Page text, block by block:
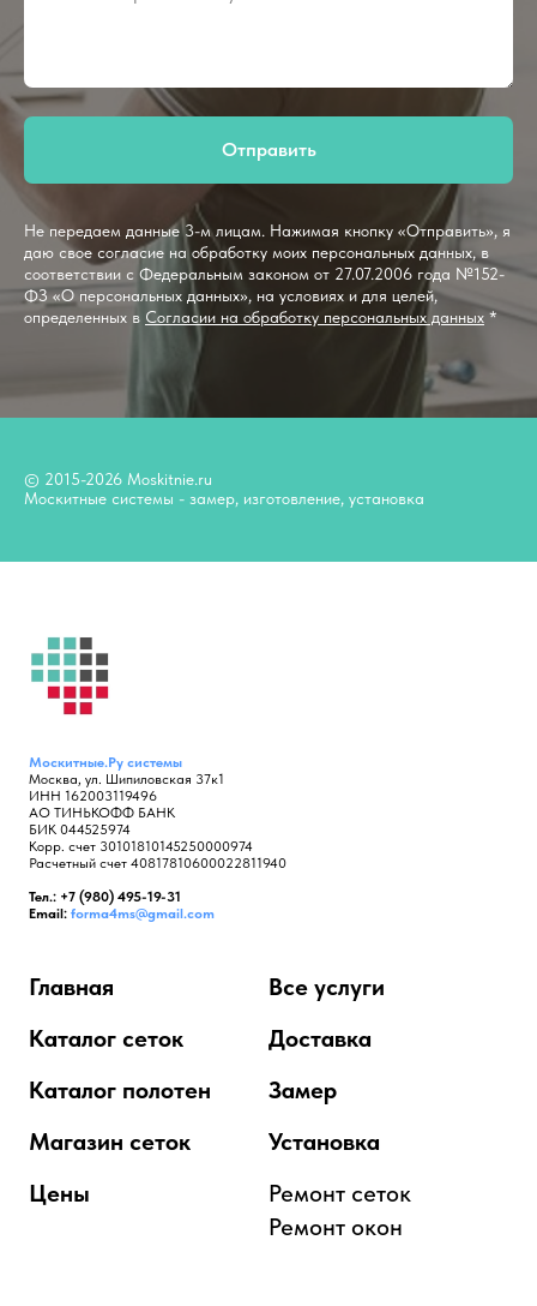
Отправить
Не передаем данные 3-м лицам. Нажимая кнопку «Отправить», я
даю свое согласие на обработку моих персональных данных, в
соответствии с Федеральным законом от 27.07.2006 года №152-
ФЗ «О персональных данных», на условиях и для целей,
определенных в Согласии на обработку персональных данных *
© 2015-2026 Moskitnie.ru
Москитные системы - замер, изготовление, установка
Москитные.Ру системы
Москва, ул. Шипиловская 37к1
ИНН 162003119496
АО ТИНЬКОФФ БАНК
БИК 044525974
Корр. счет 30101810145250000974
Расчетный счет 40817810600022811940
Тел.: +7 (980) 495-19-31
Email: forma4ms@gmail.com
Главная
Каталог сеток
Каталог полотен
Магазин сеток
Цены
Все услуги
Доставка
Замер
Установка
Ремонт сеток
Ремонт окон